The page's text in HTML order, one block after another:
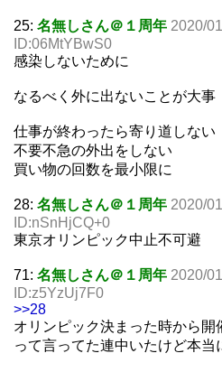
25: 名無しさん＠１周年 2020/
ID:06MtYBwS0
感染しないために
なるべく外に出ないことが大事
仕事が終わったら寄り道しない
不要不急の外出をしない
買い物の回数を最小限に
28: 名無しさん＠１周年 2020/
ID:nSnHjCQ+0
東京オリンピック中止不可避
71: 名無しさん＠１周年 2020/
ID:z5YzUj7F0
>>28
オリンピック決まった時から開
って言ってた連中いたけど本当